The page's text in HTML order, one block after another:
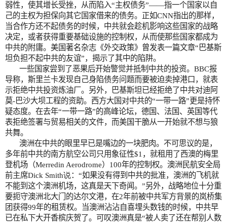
弱性，使其增长受挫，从而陷入“主权债务”——指一个国家以自
己的主权为担保向其它国家借来的债务。正如CNN指出的那样，
当合作方还不起债务的时候，中共就会趁机影响这些国家的战略
决定，或者获得重要基础设施的控制权，从而使那些国家都成为
中共的附庸。美国著名杂志《外交政策》曾发表一篇文章“巴基斯
坦负担不起中共的友谊”，揭示了其中的陷阱。
一些国家尝到了恶果后开始警觉并抵制中共的投资。 BBC报
导称，斯里兰卡发现自己身陷债务问题而要被迫卖掉港口，就表
示拒绝中共投资炼油厂。另外，巴基斯坦已经拒绝了中共对迪阿
莫-巴沙大坝工程的资助。西方大国对中共的“一带一路”更是持怀
疑态度。在去年“一带一路”的高峰论坛，德国、法国、英国等代
表拒绝签署与贸易相关的文件，而美国干脆从一开始就不想与狼
共舞。
澳洲在中共的眼里早已是嘴边的一块肥肉。不可思议的是，
多年前中共的南方航空公司只用象征性$1，就租用了西澳的梅里
登机场（Merredin Aerodrome） 100年的控制权。澳洲民航安全局
前主席Dick Smith说：“如果没有得到中共的批准，澳洲的飞机就
不能到这个澳洲机场，这真是天下奇闻。”另外， 战略地位十分重
要扼守澳洲北大门的达尔文港，在2年前被中共军方背景的岚桥集
团获得99年的租赁权。当澳洲沾沾自喜埋头数钱的时候，中共早
已在私下大开香槟庆贺了。可叹澳洲真是“被人卖了还在帮别人数